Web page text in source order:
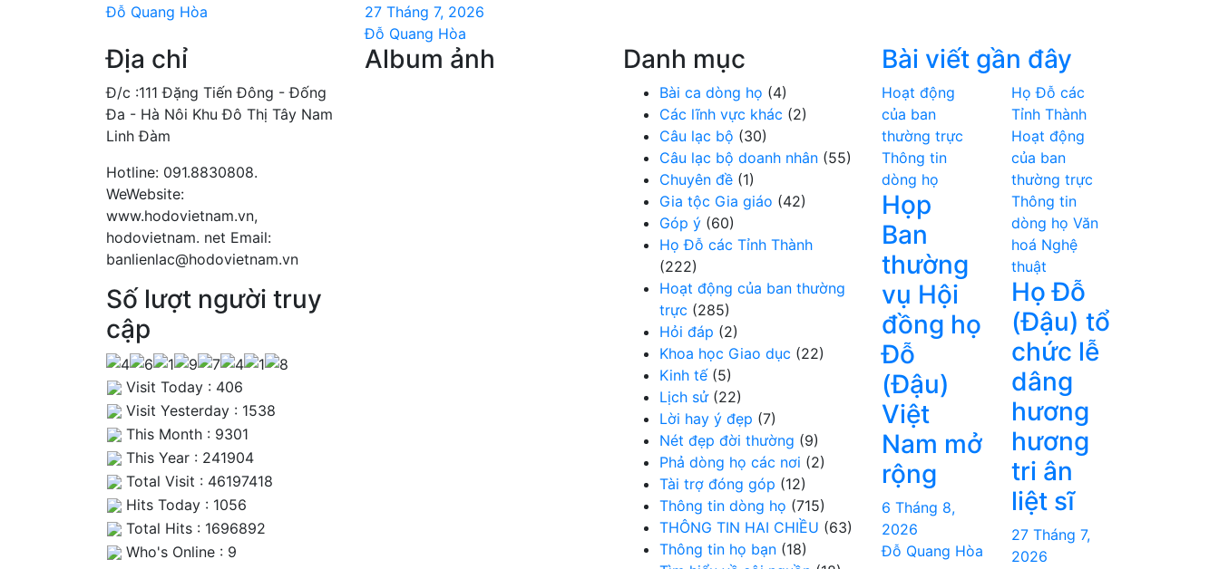
Đỗ Quang Hòa
27 Tháng 7, 2026
Đỗ Quang Hòa
Địa chỉ
Đ/c :111 Đặng Tiến Đông - Đống
Đa - Hà Nôi Khu Đô Thị Tây Nam
Linh Đàm
Hotline: 091.8830808.
WeWebsite:
www.hodovietnam.vn,
hodovietnam. net Email:
banlienlac@hodovietnam.vn
Số lượt người truy
cập
Visit Today : 406
Visit Yesterday : 1538
This Month : 9301
This Year : 241904
Total Visit : 46197418
Hits Today : 1056
Total Hits : 1696892
Who's Online : 9
Album ảnh Danh mục
Bài ca dòng họ (4)
Các lĩnh vực khác (2)
Câu lạc bộ (30)
Câu lạc bộ doanh nhân (55)
Chuyên đề (1)
Gia tộc Gia giáo (42)
Góp ý (60)
Họ Đỗ các Tỉnh Thành
(222)
Hoạt động của ban thường
trực (285)
Hỏi đáp (2)
Khoa học Giao dục (22)
Kinh tế(5)
Lịch sử(22)
Lời hay ý đẹp (7)
Nét đẹp đời thường (9)
Phả dòng họ các nơi (2)
Tài trợ đóng góp (12)
Thông tin dòng họ (715)
THÔNG TIN HAI CHIỀU (63)
Thông tin họ bạn (18)
Bài viết gần đây
Hoạt động
của ban
thường trực
Thông tin
dòng họ
Họp
Ban
thường
vụ Hội
đồng họ
Đỗ
(Đậu)
Việt
Nam mở
rộng
6 Tháng 8,
2026
Đỗ Quang Hòa
Họ Đỗ các
Tỉnh Thành
Hoạt động
của ban
thường trực
Thông tin
dòng họ Văn
hoá Nghệ
thuật
Họ Đỗ
(Đậu) tổ
chức lễ
dâng
hương
hương
tri ân
liệt sĩ
27 Tháng 7,
2026